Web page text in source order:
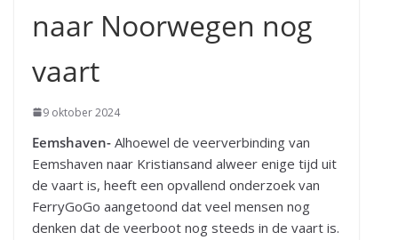
naar Noorwegen nog
vaart
9 oktober 2024
Eemshaven- Alhoewel de veerverbinding van
Eemshaven naar Kristiansand alweer enige tijd uit
de vaart is, heeft een opvallend onderzoek van
FerryGoGo aangetoond dat veel mensen nog
denken dat de veerboot nog steeds in de vaart is.